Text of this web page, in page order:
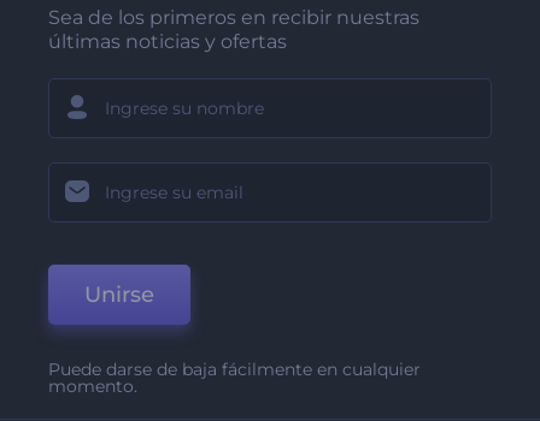
Sea de los primeros en recibir nuestras
últimas noticias y ofertas
Unirse
Puede darse de baja fácilmente en cualquier
momento.